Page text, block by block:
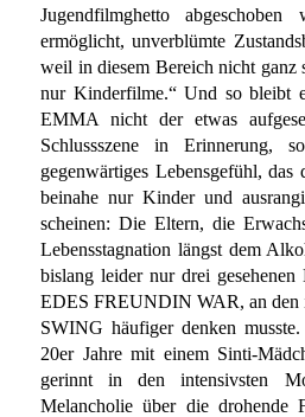
Jugendfilmghetto
ermöglicht, unverblümte
weil in diesem Bereich nicht ganz
nur Kinderfilme.“ Und so
EMMA nicht der etwas
Schlussszene in Erinnerung,
gegenwärtiges Lebensgefühl,
beinahe nur Kinder und
scheinen: Die Eltern, die
Lebensstagnation längst dem
bislang leider nur drei
EDES FREUNDIN WAR, an den
SWING häufiger denken
20er Jahre mit einem Sinti-
gerinnt in den intensivsten
Melancholie über die drohende